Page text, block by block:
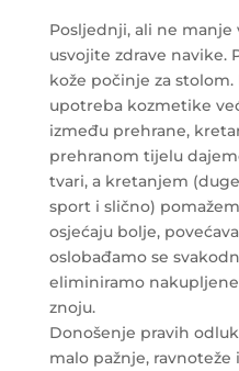
Posljednji, ali ne manje
usvojite zdrave navike.
kože počinje za
upotreba kozmetike
između prehrane,
prehranom tijelu
tvari, a kretanjem
sport i slično)
osjećaju bolje,
oslobađamo se
eliminiramo
znoju.
Donošenje pravih
malo pažnje,